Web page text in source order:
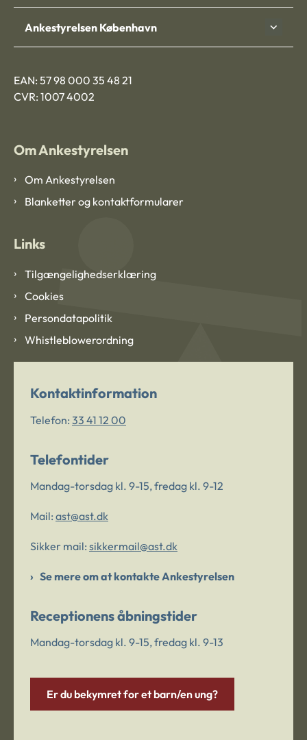
Ankestyrelsen København
EAN: 57 98 000 35 48 21
CVR: 1007 4002
Om Ankestyrelsen
Om Ankestyrelsen
Blanketter og kontaktformularer
Links
Tilgængelighedserklæring
Cookies
Persondatapolitik
Whistleblowerordning
Kontaktinformation
Telefon: 33 41 12 00
Telefontider
Mandag-torsdag kl. 9-15, fredag kl. 9-12
Mail: ast@ast.dk
Sikker mail: sikkermail@ast.dk
Se mere om at kontakte Ankestyrelsen
Receptionens åbningstider
Mandag-torsdag kl. 9-15, fredag kl. 9-13
Er du bekymret for et barn/en ung?